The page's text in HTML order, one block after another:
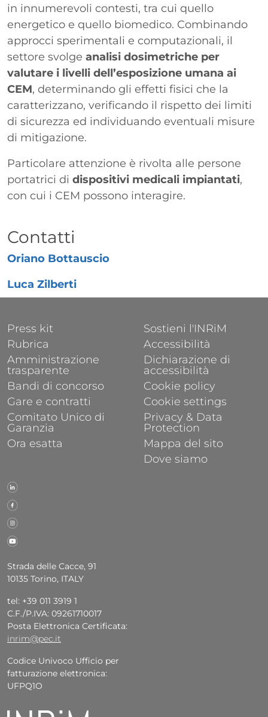
in innumerevoli contesti, tra cui quello
energetico e quello biomedico. Combinando
approcci sperimentali e computazionali, il
settore svolge analisi dosimetriche per
valutare i livelli dell’esposizione umana ai
CEM, determinando gli effetti fisici che la
caratterizzano, verificando il rispetto dei limiti
di sicurezza ed individuando eventuali misure
di mitigazione.
Particolare attenzione è rivolta alle persone
portatrici di dispositivi medicali impiantati,
con cui i CEM possono interagire.
Titolo
Contatti
Oriano Bottauscio
Luca Zilberti
Strada delle Cacce, 91
10135 Torino, ITALY
tel: +39 011 3919 1
C.F./P.IVA: 09261710017
Posta Elettronica Certificata:
inrim@pec.it
Codice Univoco Ufficio per
fatturazione elettronica:
UFPQ1O
FOOTER 1
Press kit
Rubrica
Amministrazione
trasparente
Bandi di concorso
Gare e contratti
Comitato Unico di
Garanzia
Ora esatta
FOOTER 2
Sostieni l'INRiM
Accessibilità
Dichiarazione di
accessibilità
Cookie policy
Cookie settings
Privacy & Data
Protection
Mappa del sito
Dove siamo